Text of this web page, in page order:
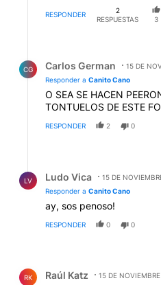
RESPONDER
2
RESPUESTAS
3
CG Carlos German
15 DE
Responder a Canito Cano
O SEA SE HACEN
TONTUELOS DE ESTE
RESPONDER 2 0
LV Ludo Vica
15 DE
Responder a Canito Cano
ay, sos penoso!
RESPONDER 0 0
RK Raúl Katz 15 DE